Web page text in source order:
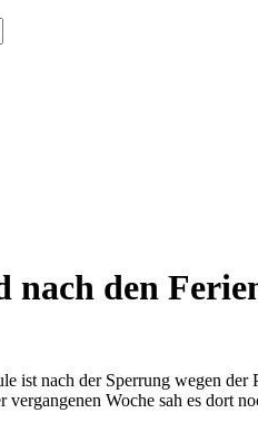
nach den
ist nach der Sperrung wegen
Woche sah es dort